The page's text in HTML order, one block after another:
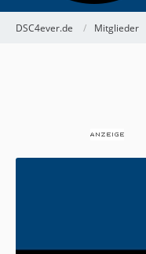
DSC4ever.de Mitglieder